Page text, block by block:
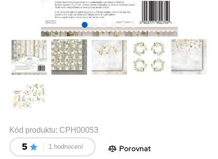
Kód produktu: CPH00053
5 1 hodnocení Porovnat